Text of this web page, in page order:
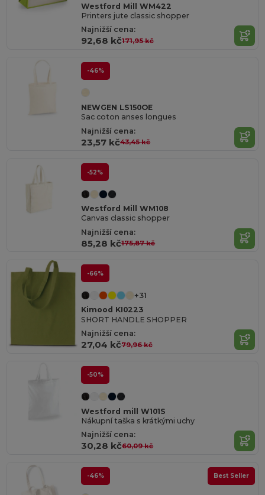
Westford Mill WM422
Printers jute classic shopper
Najnižší cena:
92,68 kč171,95 kč
-46%
NEWGEN LS150OE
Sac coton anses longues
Najnižší cena:
23,57 kč43,45 kč
-52%
Westford Mill WM108
Canvas classic shopper
Najnižší cena:
85,28 kč175,87 kč
-66%
+31
Kimood KI0223
SHORT HANDLE SHOPPER
Najnižší cena:
27,04 kč79,96 kč
-50%
Westford mill W101S
Nákupní taška s krátkými uchy
Najnižší cena:
30,28 kč60,09 kč
-46% Best Seller